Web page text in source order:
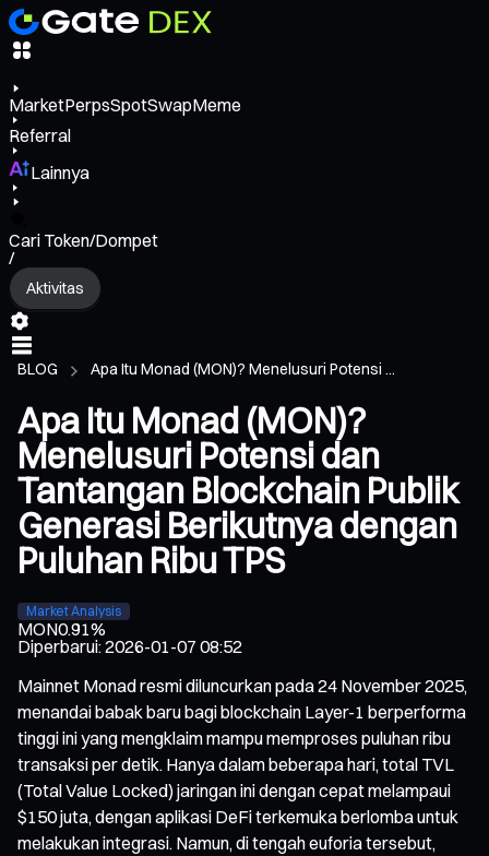
MarketPerpsSpotSwapMeme
Referral
Lainnya
Cari Token/Dompet
/
Aktivitas
BLOG Apa Itu Monad (MON)? Menelusuri Potensi ...
Apa Itu Monad (MON)?
Menelusuri Potensi dan
Tantangan Blockchain Publik
Generasi Berikutnya dengan
Puluhan Ribu TPS
Market Analysis
MON0.91%
Diperbarui:2026-01-07 08:52
Mainnet Monad resmi diluncurkan pada 24 November 2025,
menandai babak baru bagi blockchain Layer-1 berperforma
tinggi ini yang mengklaim mampu memproses puluhan ribu
transaksi per detik. Hanya dalam beberapa hari, total TVL
(Total Value Locked) jaringan ini dengan cepat melampaui
$150 juta, dengan aplikasi DeFi terkemuka berlomba untuk
melakukan integrasi. Namun, di tengah euforia tersebut,